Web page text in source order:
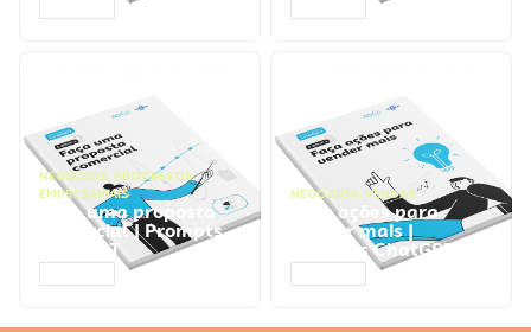
NEGÓCIOS, PROCESSOS
EMPRESARIAIS
Faça uma proposta
comercial | Prompts
ChatGPT
NEGÓCIOS, VENDAS
Faça ações para
vender mais |
Prompts ChatGPT